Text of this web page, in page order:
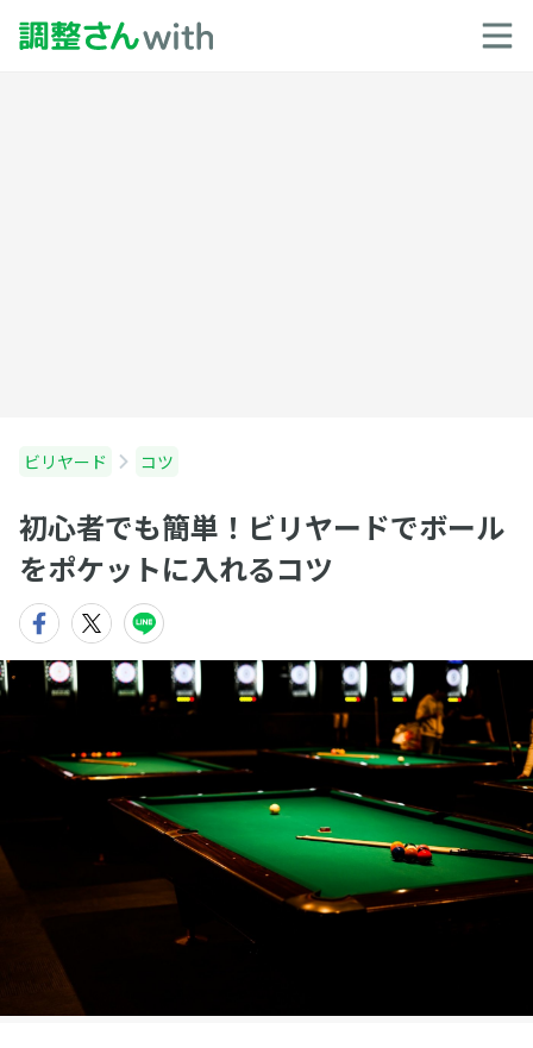
ビリヤード コツ
初心者でも簡単！ビリヤードでボール
をポケットに入れるコツ